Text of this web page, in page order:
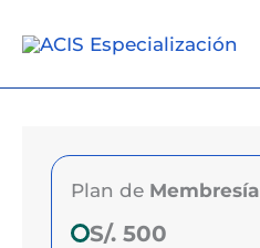
Plan de Membresía
S/. 500